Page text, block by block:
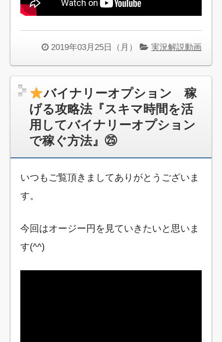
2019年03月25日（月） 実況解説動画
バイナリーオプション 稼
げる攻略法『スキマ時間を活
用してバイナリーオプション
で稼ぐ方法』㉕
いつもご覧頂きましてありがとうございま
す。
今回はオージー円を見ていきたいと思いま
す(^^)